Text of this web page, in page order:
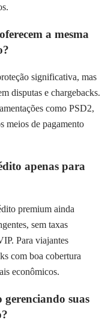
a mesma
significativa, mas
disputas e chargebacks.
como PSD2,
meios de pagamento
apenas para
premium ainda
sem taxas
Para viajantes
com boa cobertura
econômicos.
gerenciando suas